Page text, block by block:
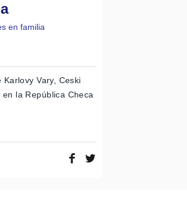
en familia
Vary, Ceski
la República Checa